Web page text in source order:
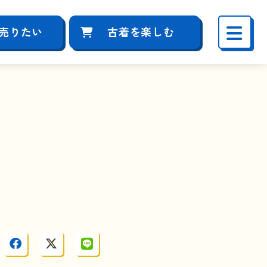
りたい 古着を楽しむ